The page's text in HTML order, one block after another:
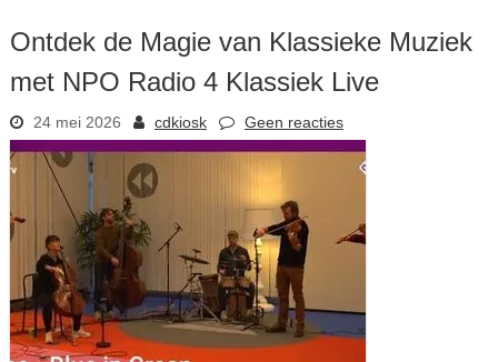
Ontdek de Magie van Klassieke Muziek
met NPO Radio 4 Klassiek Live
24 mei 2026 cdkiosk Geen reacties